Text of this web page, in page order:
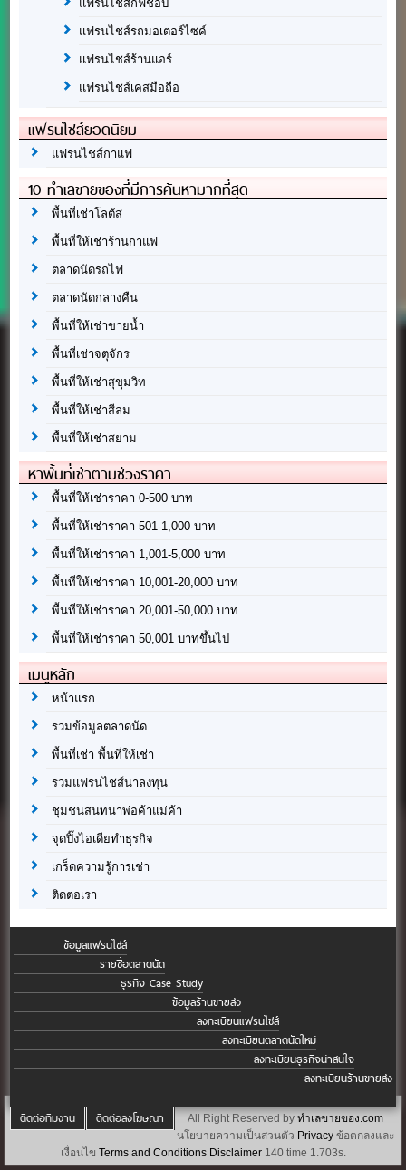
แฟรนไชส์กิ๊ฟช็อป
แฟรนไชส์รถมอเตอร์ไซค์
แฟรนไชส์ร้านแอร์
แฟรนไชส์เคสมือถือ
แฟรนไชส์ยอดนิยม
แฟรนไชส์กาแฟ
10 ทำเลขายของที่มีการค้นหามากที่สุด
พื้นที่เช่าโลตัส
พื้นที่ให้เช่าร้านกาแฟ
ตลาดนัดรถไฟ
ตลาดนัดกลางคืน
พื้นที่ให้เช่าขายน้ำ
พื้นที่เช่าจตุจักร
พื้นที่ให้เช่าสุขุมวิท
พื้นที่ให้เช่าสีลม
พื้นที่ให้เช่าสยาม
หาพื้นที่เช่าตามช่วงราคา
พื้นที่ให้เช่าราคา 0-500 บาท
พื้นที่ให้เช่าราคา 501-1,000 บาท
พื้นที่ให้เช่าราคา 1,001-5,000 บาท
พื้นที่ให้เช่าราคา 10,001-20,000 บาท
พื้นที่ให้เช่าราคา 20,001-50,000 บาท
พื้นที่ให้เช่าราคา 50,001 บาทขึ้นไป
เมนูหลัก
หน้าแรก
รวมข้อมูลตลาดนัด
พื้นที่เช่า พื้นที่ให้เช่า
รวมแฟรนไชส์น่าลงทุน
ชุมชนสนทนาพ่อค้าแม่ค้า
จุดปิ๊งไอเดียทำธุรกิจ
เกร็ดความรู้การเช่า
ติดต่อเรา
ข้อมูลแฟรนไชส์
รายชื่อตลาดนัด
ธุรกิจ Case Study
ข้อมูลร้านขายส่ง
ลงทะเบียนแฟรนไชส์
ลงทะเบียนตลาดนัดใหม่
ลงทะเบียนธุรกิจน่าสนใจ
ลงทะเบียนร้านขายส่ง
ติดต่อทีมงาน ติดต่อลงโฆษณา All Right Reserved by ทำเลขายของ.com
นโยบายความเป็นส่วนตัว Privacy ข้อตกลงและ
เงื่อนไข Terms and Conditions Disclaimer140 time 1.703s.